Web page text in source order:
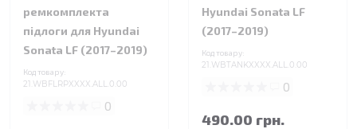
ремкомплекта
підлоги для Hyundai
Sonata LF (2017–2019)
Код товару:
21.WBFLRPXXXX.ALL.0.00
0
Hyundai Sonata LF
(2017–2019)
Код товару:
21.WBTANKXXXX.ALL.0.00
0
490.00 грн.